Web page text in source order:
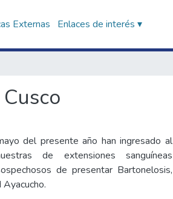
Externas Enlaces de interés ▾
del presente año han ingresado al
de extensiones sanguíneas
de presentar Bartonelosis,